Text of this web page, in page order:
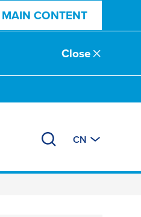
CONTENT
Close
CN